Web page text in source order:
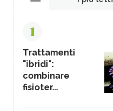
1
Trattamenti
"ibridi":
combinare
fisioter...